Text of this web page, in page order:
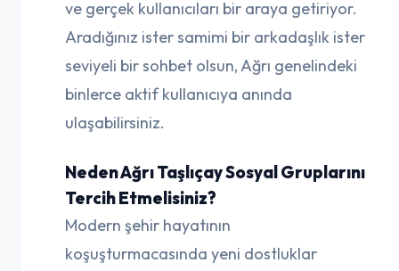
ve gerçek kullanıcıları bir araya getiriyor.
Aradığınız ister samimi bir arkadaşlık ister
seviyeli bir sohbet olsun, Ağrı genelindeki
binlerce aktif kullanıcıya anında
ulaşabilirsiniz.
Neden Ağrı Taşlıçay Sosyal Gruplarını
Tercih Etmelisiniz?
Modern şehir hayatının
koşuşturmacasında yeni dostluklar